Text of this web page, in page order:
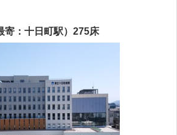
寄：十日町駅）275床